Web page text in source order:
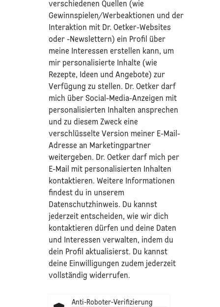
verschiedenen Quellen (wie
Gewinnspielen/Werbeaktionen und der
Interaktion mit Dr. Oetker-Websites
oder -Newslettern) ein Profil über
meine Interessen erstellen kann, um
mir personalisierte Inhalte (wie
Rezepte, Ideen und Angebote) zur
Verfügung zu stellen. Dr. Oetker darf
mich über Social-Media-Anzeigen mit
personalisierten Inhalten ansprechen
und zu diesem Zweck eine
verschlüsselte Version meiner E-Mail-
Adresse an Marketingpartner
weitergeben. Dr. Oetker darf mich per
E-Mail mit personalisierten Inhalten
kontaktieren. Weitere Informationen
findest du in unserem
Datenschutzhinweis. Du kannst
jederzeit entscheiden, wie wir dich
kontaktieren dürfen und deine Daten
und Interessen verwalten, indem du
dein Profil aktualisierst. Du kannst
deine Einwilligungen zudem jederzeit
vollständig widerrufen.
Anti-Roboter-Verifizierung